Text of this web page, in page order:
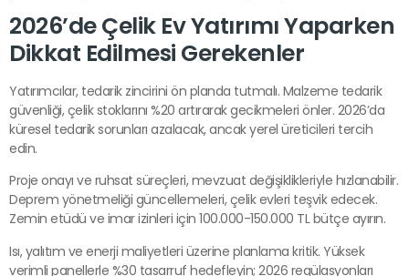
2026’de Çelik Ev Yatırımı Yaparken
Dikkat Edilmesi Gerekenler
Yatırımcılar, tedarik zincirini ön planda tutmalı. Malzeme tedarik
güvenliği, çelik stoklarını %20 artırarak gecikmeleri önler. 2026’da
küresel tedarik sorunları azalacak, ancak yerel üreticileri tercih
edin.
Proje onayı ve ruhsat süreçleri, mevzuat değişiklikleriyle hızlanabilir.
Deprem yönetmeliği güncellemeleri, çelik evleri teşvik edecek.
Zemin etüdü ve imar izinleri için 100.000-150.000 TL bütçe ayırın.
Isı, yalıtım ve enerji maliyetleri üzerine planlama kritik. Yüksek
verimli panellerle %30 tasarruf hedefleyin; 2026 regülasyonları